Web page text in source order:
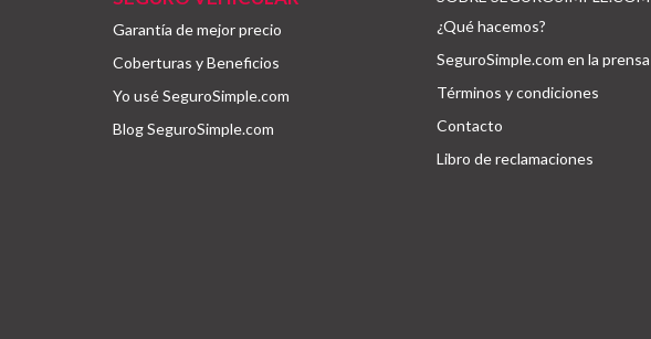
Garantía de mejor precio
Coberturas y Beneficios
Yo usé SeguroSimple.com
Blog SeguroSimple.com
¿Qué hacemos?
SeguroSimple.com en la prensa
Términos y condiciones
Contacto
Libro de reclamaciones